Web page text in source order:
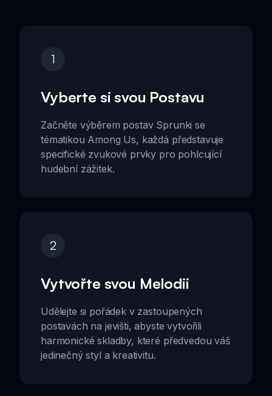
1
Vyberte si svou Postavu
Začněte výběrem postav Sprunki se
tématikou Among Us, každá představuje
specifické zvukové prvky pro pohlcující
hudební zážitek.
2
Vytvořte svou Melodii
Udělejte si pořádek v zastoupených
postavách na jevišti, abyste vytvořili
harmonické skladby, které předvedou váš
jedinečný styl a kreativitu.